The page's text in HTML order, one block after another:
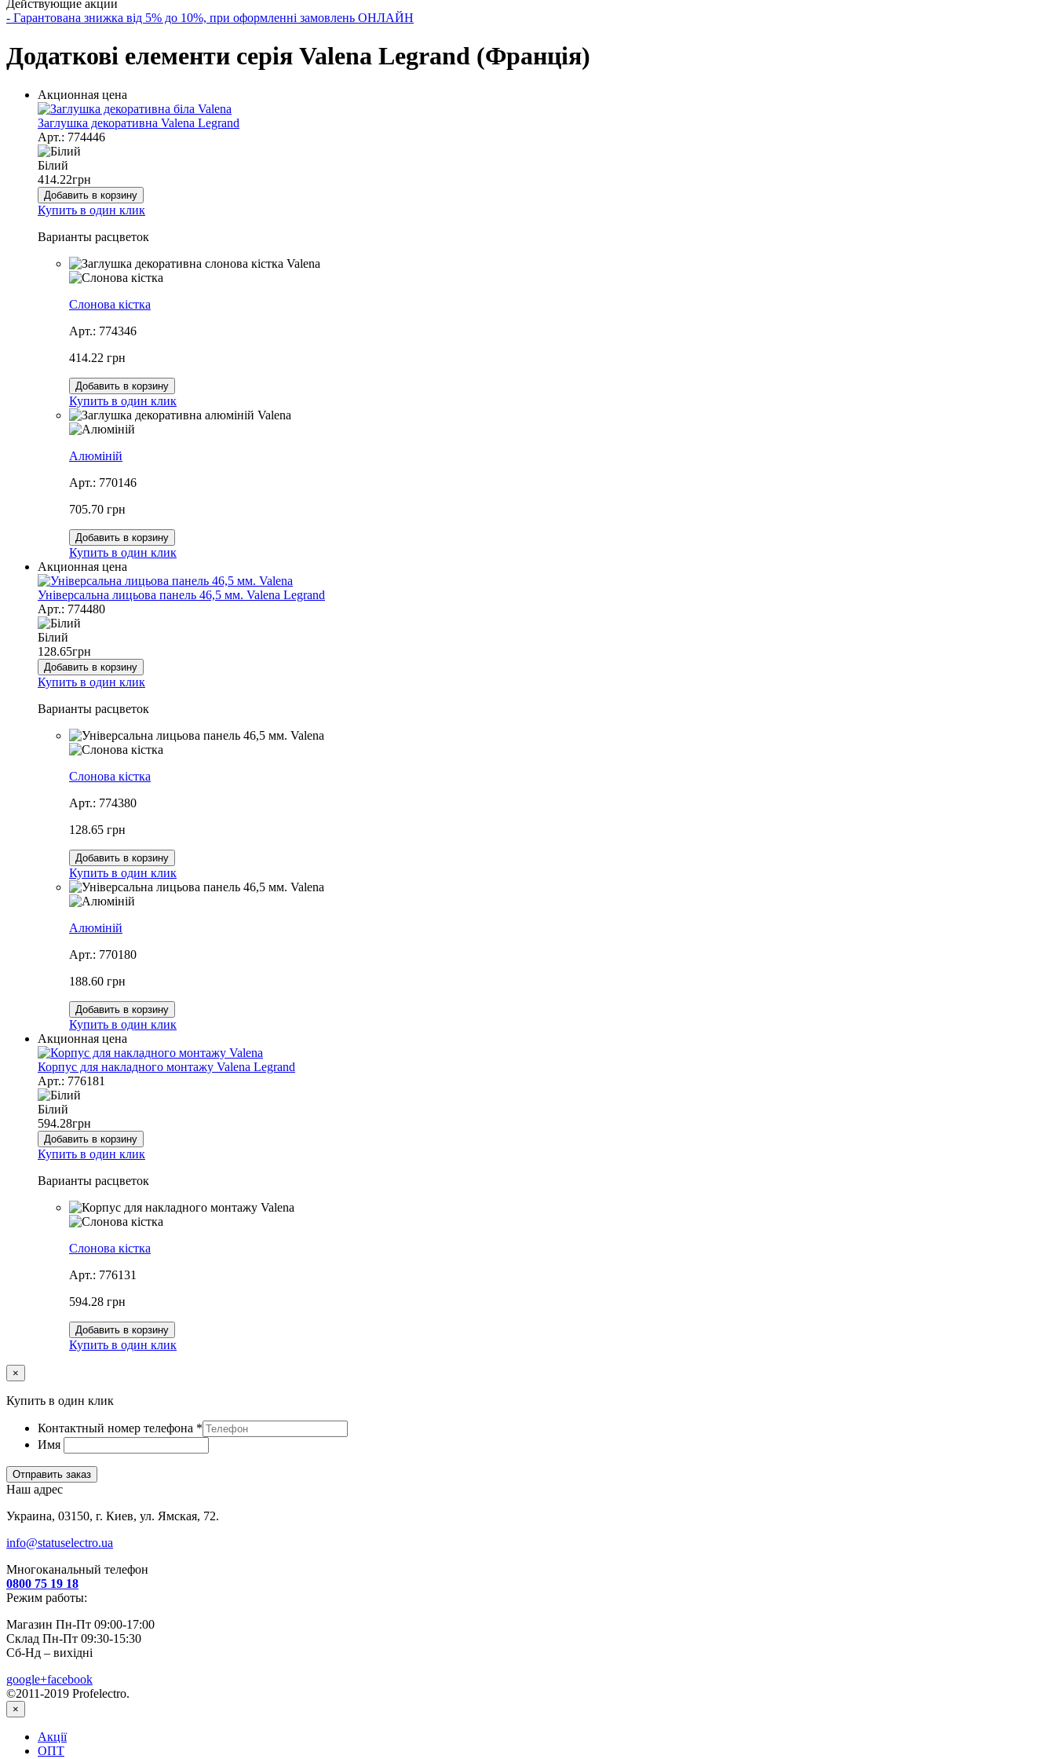
Действующие акции
- Гарантована знижка від 5% до 10%, при оформленні замовлень ОНЛАЙН
Додаткові елементи серія Valena Legrand (Франція)
Акционная цена
Заглушка декоративна Valena Legrand
Арт.: 774446
Білий
414.22грн
Добавить в корзину
Купить в один клик
Варианты расцветок
Слонова кістка
Арт.: 774346
414.22 грн
Добавить в корзину
Купить в один клик
Алюміній
Арт.: 770146
705.70 грн
Добавить в корзину
Купить в один клик
Акционная цена
Універсальна лицьова панель 46,5 мм. Valena Legrand
Арт.: 774480
Білий
128.65грн
Добавить в корзину
Купить в один клик
Варианты расцветок
Слонова кістка
Арт.: 774380
128.65 грн
Добавить в корзину
Купить в один клик
Алюміній
Арт.: 770180
188.60 грн
Добавить в корзину
Купить в один клик
Акционная цена
Корпус для накладного монтажу Valena Legrand
Арт.: 776181
Білий
594.28грн
Добавить в корзину
Купить в один клик
Варианты расцветок
Слонова кістка
Арт.: 776131
594.28 грн
Добавить в корзину
Купить в один клик
×
Купить в один клик
Контактный номер телефона *
Имя
Отправить заказ
Наш адрес
Украина, 03150, г. Киев, ул. Ямская, 72.
info@statuselectro.ua
Многоканальный телефон
0800 75 19 18
Режим работы:
Магазин Пн-Пт 09:00-17:00
Склад Пн-Пт 09:30-15:30
Сб-Нд – вихідні
google+facebook
©2011-2019 Profelectro.
×
Акції
ОПТ